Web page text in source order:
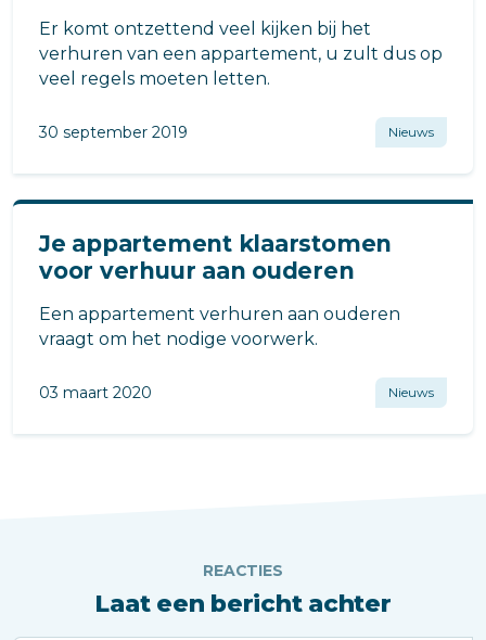
Er komt ontzettend veel kijken bij het
verhuren van een appartement, u zult dus op
veel regels moeten letten.
30 september 2019 Nieuws
Je appartement klaarstomen
voor verhuur aan ouderen
Een appartement verhuren aan ouderen
vraagt om het nodige voorwerk.
03 maart 2020 Nieuws
REACTIES
Laat een bericht achter